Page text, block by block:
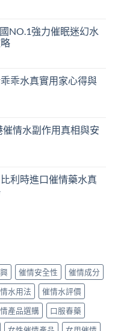
NO.1強力催眠迷幻水
乖水真實用家心得與
情水副作用真相與安
利時進口催情藥水真
催情安全性
催情成分
水用法
催情水評價
產品選購
口服春藥